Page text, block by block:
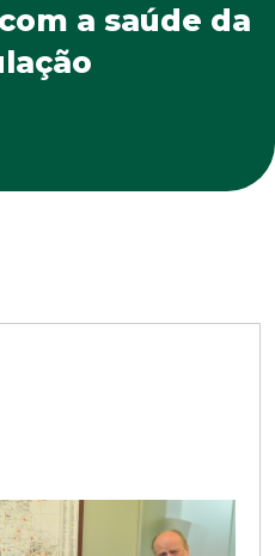
a saúde da